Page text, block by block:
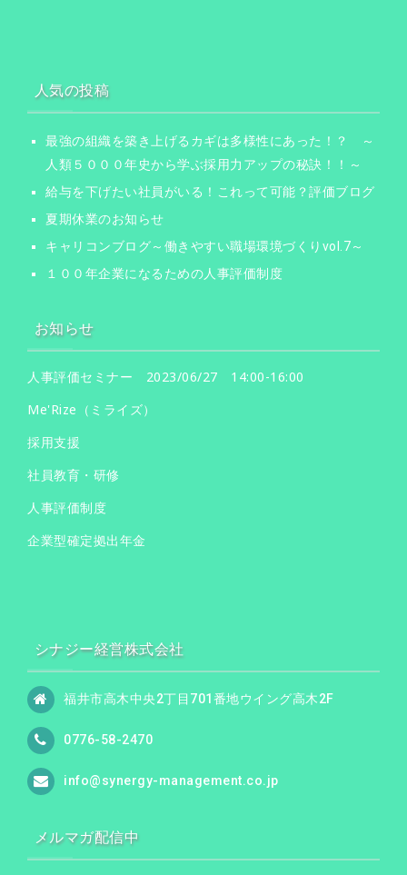
人気の投稿
最強の組織を築き上げるカギは多様性にあった！？ ～
人類５０００年史から学ぶ採用力アップの秘訣！！～
給与を下げたい社員がいる！これって可能？評価ブログ
夏期休業のお知らせ
キャリコンブログ～働きやすい職場環境づくりvol.7～
１００年企業になるための人事評価制度
お知らせ
人事評価セミナー 2023/06/27 14:00-16:00
Me'Rize（ミライズ）
採用支援
社員教育・研修
人事評価制度
企業型確定拠出年金
シナジー経営株式会社
福井市高木中央2丁目701番地ウイング高木2F
0776-58-2470
info@synergy-management.co.jp
メルマガ配信中